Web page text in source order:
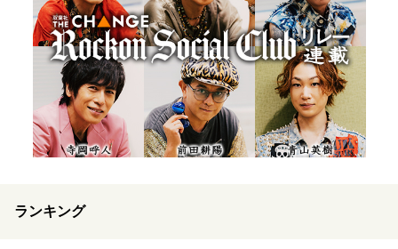
ランキング